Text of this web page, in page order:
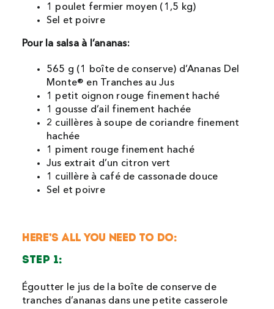
1 poulet fermier moyen (1,5 kg)
Sel et poivre
Pour la salsa à l’ananas:
565 g (1 boîte de conserve) d’Ananas Del
Monte® en Tranches au Jus
1 petit oignon rouge finement haché
1 gousse d’ail finement hachée
2 cuillères à soupe de coriandre finement
hachée
1 piment rouge finement haché
Jus extrait d’un citron vert
1 cuillère à café de cassonade douce
Sel et poivre
HERE’S ALL YOU NEED TO DO:
STEP 1:
Égoutter le jus de la boîte de conserve de
tranches d’ananas dans une petite casserole